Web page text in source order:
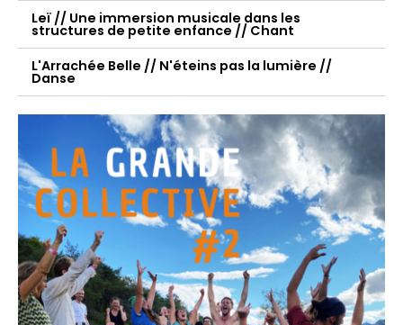
Leï // Une immersion musicale dans les
structures de petite enfance // Chant
L'Arrachée Belle // N'éteins pas la lumière //
Danse